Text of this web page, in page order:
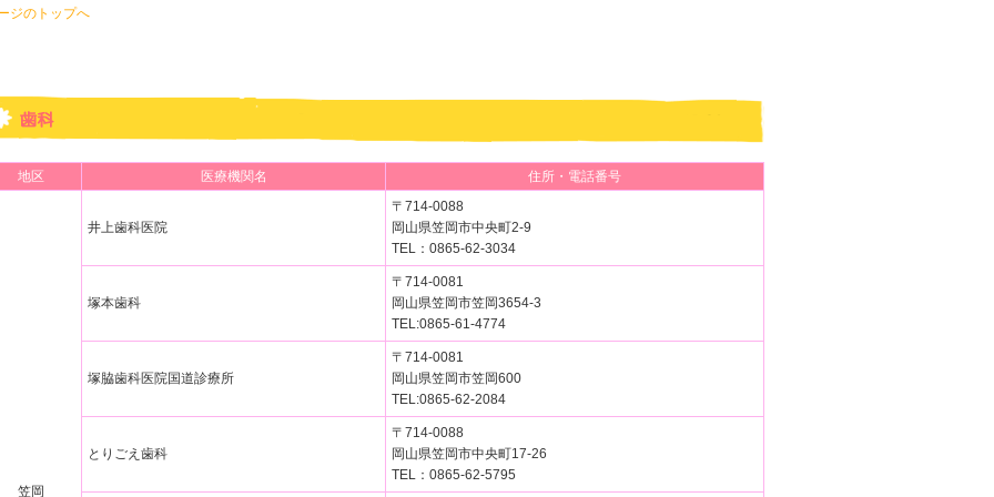
ジのトップへ
地区 医療機関名 住所・電話番号
笠岡
井上歯科医院
〒714-0088
岡山県笠岡市中央町2-9
TEL：0865-62-3034
塚本歯科
〒714-0081
岡山県笠岡市笠岡3654-3
TEL:0865-61-4774
塚脇歯科医院国道診療所
〒714-0081
岡山県笠岡市笠岡600
TEL:0865-62-2084
とりごえ歯科
〒714-0088
岡山県笠岡市中央町17-26
TEL：0865-62-5795